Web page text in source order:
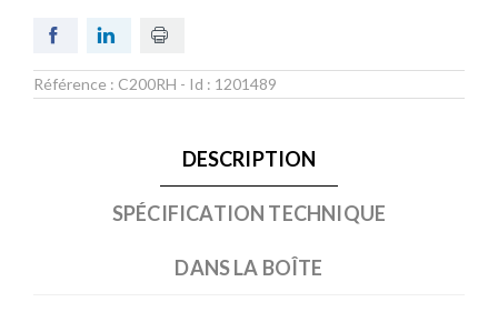
Référence : C200RH - Id : 1201489
DESCRIPTION
SPÉCIFICATION TECHNIQUE
DANS LA BOÎTE